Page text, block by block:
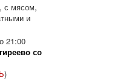
с мясом,
и
21:00
со
)